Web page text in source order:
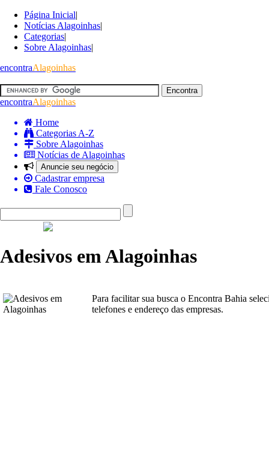
Página Inicial|
Notícias Alagoinhas|
Categorias|
Sobre Alagoinhas|
encontraAlagoinhas
encontraAlagoinhas
Home
Categorias A-Z
Sobre Alagoinhas
Notícias de Alagoinhas
Anuncie seu negócio
Cadastrar empresa
Fale Conosco
Adesivos em Alagoinhas
Para facilitar sua busca o Encontra Bahia
telefones e endereço das empresas.